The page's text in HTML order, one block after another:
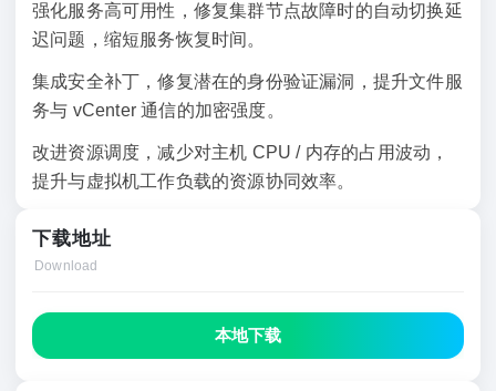
强化服务高可用性，修复集群节点故障时的自动切换延
迟问题，缩短服务恢复时间。
集成安全补丁，修复潜在的身份验证漏洞，提升文件服
务与 vCenter 通信的加密强度。
改进资源调度，减少对主机 CPU / 内存的占用波动，
提升与虚拟机工作负载的资源协同效率。
下载地址
Download
本地下载